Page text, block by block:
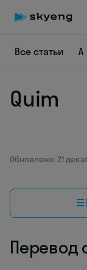
Все статьи A
Quim
Обновлено: 21
Перевод